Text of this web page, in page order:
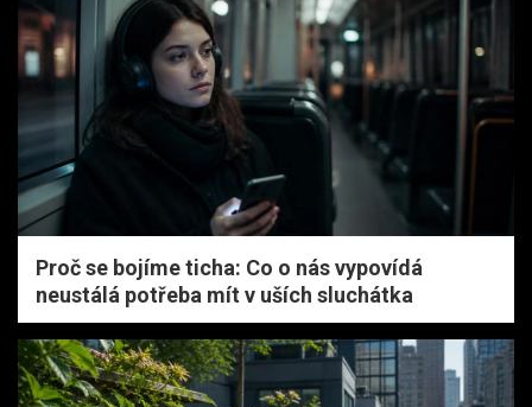
Proč se bojíme ticha: Co o nás vypovídá
neustálá potřeba mít v uších sluchátka